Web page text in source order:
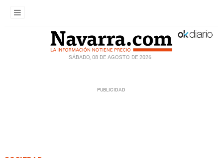
SÁBADO, 08 DE AGOSTO DE 2026